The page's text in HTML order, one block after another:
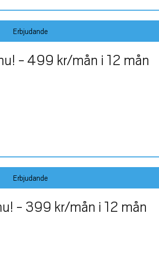
Erbjudande
- 499 kr/mån i 12 mån
Erbjudande
- 399 kr/mån i 12 mån